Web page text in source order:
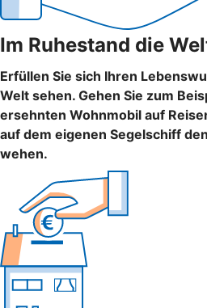
Im Ruhestand die
Erfüllen Sie sich Ihren
Welt sehen. Gehen Sie zum
ersehnten Wohnmobil auf
auf dem eigenen Segelschiff
wehen.